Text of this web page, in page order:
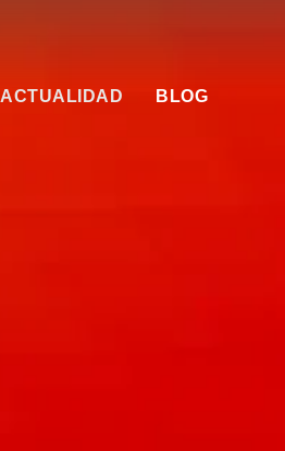
ACTUALIDAD BLOG